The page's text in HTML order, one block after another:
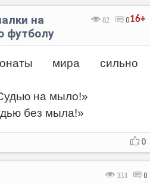
16+
82 0
на
футболу
мира сильно
на мыло!»
без мыла!»
0
333 0